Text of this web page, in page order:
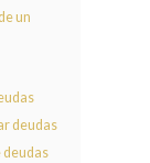
un
deudas
deudas